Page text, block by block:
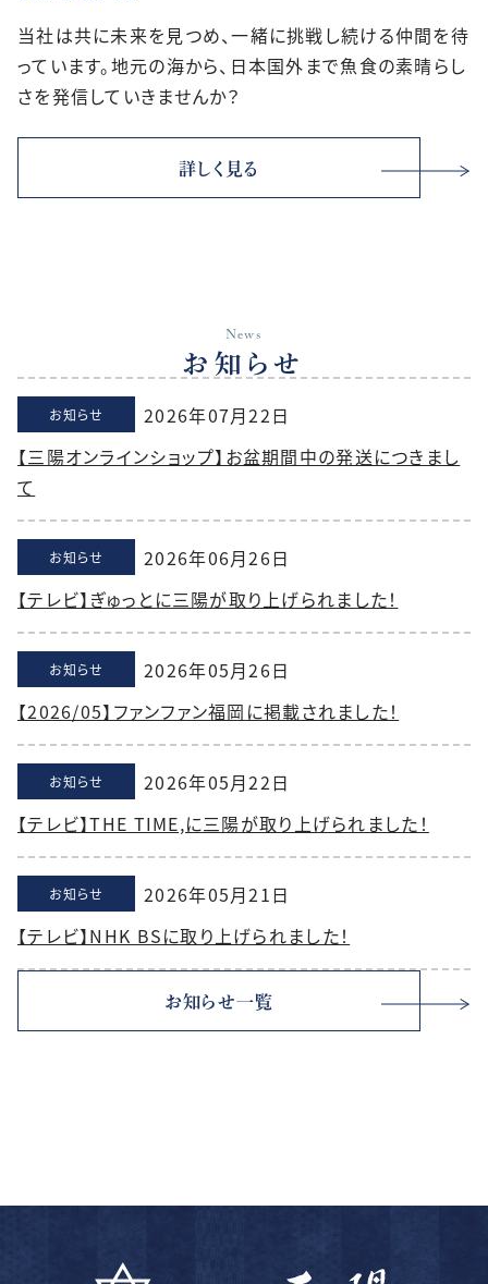
当社は共に未来を見つめ、一緒に挑戦し続ける仲間を待
っています。地元の海から、日本国外まで魚食の素晴らし
さを発信していきませんか？
詳しく見る
News
お知らせ
お知らせ
2026年07月22日
【三陽オンラインショップ】お盆期間中の発送につきまし
て
お知らせ
2026年06月26日
【テレビ】ぎゅっとに三陽が取り上げられました！
お知らせ
2026年05月26日
【2026/05】ファンファン福岡に掲載されました！
お知らせ
2026年05月22日
【テレビ】THE TIME,に三陽が取り上げられました！
お知らせ
2026年05月21日
【テレビ】NHK BSに取り上げられました！
お知らせ一覧